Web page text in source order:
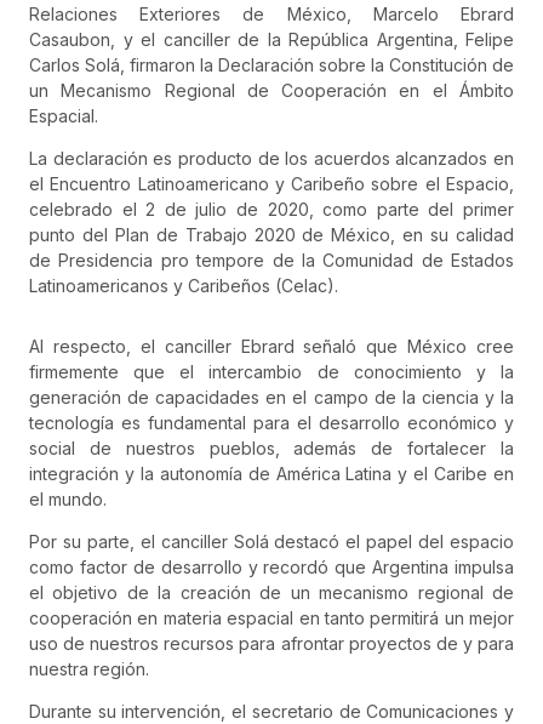
Relaciones Exteriores de México, Marcelo Ebrard
Casaubon, y el canciller de la República Argentina, Felipe
Carlos Solá, firmaron la Declaración sobre la Constitución de
un Mecanismo Regional de Cooperación en el Ámbito
Espacial.
La declaración es producto de los acuerdos alcanzados en
el Encuentro Latinoamericano y Caribeño sobre el Espacio,
celebrado el 2 de julio de 2020, como parte del primer
punto del Plan de Trabajo 2020 de México, en su calidad
de Presidencia pro tempore de la Comunidad de Estados
Latinoamericanos y Caribeños (Celac).
Al respecto, el canciller Ebrard señaló que México cree
firmemente que el intercambio de conocimiento y la
generación de capacidades en el campo de la ciencia y la
tecnología es fundamental para el desarrollo económico y
social de nuestros pueblos, además de fortalecer la
integración y la autonomía de América Latina y el Caribe en
el mundo.
Por su parte, el canciller Solá destacó el papel del espacio
como factor de desarrollo y recordó que Argentina impulsa
el objetivo de la creación de un mecanismo regional de
cooperación en materia espacial en tanto permitirá un mejor
uso de nuestros recursos para afrontar proyectos de y para
nuestra región.
Durante su intervención, el secretario de Comunicaciones y